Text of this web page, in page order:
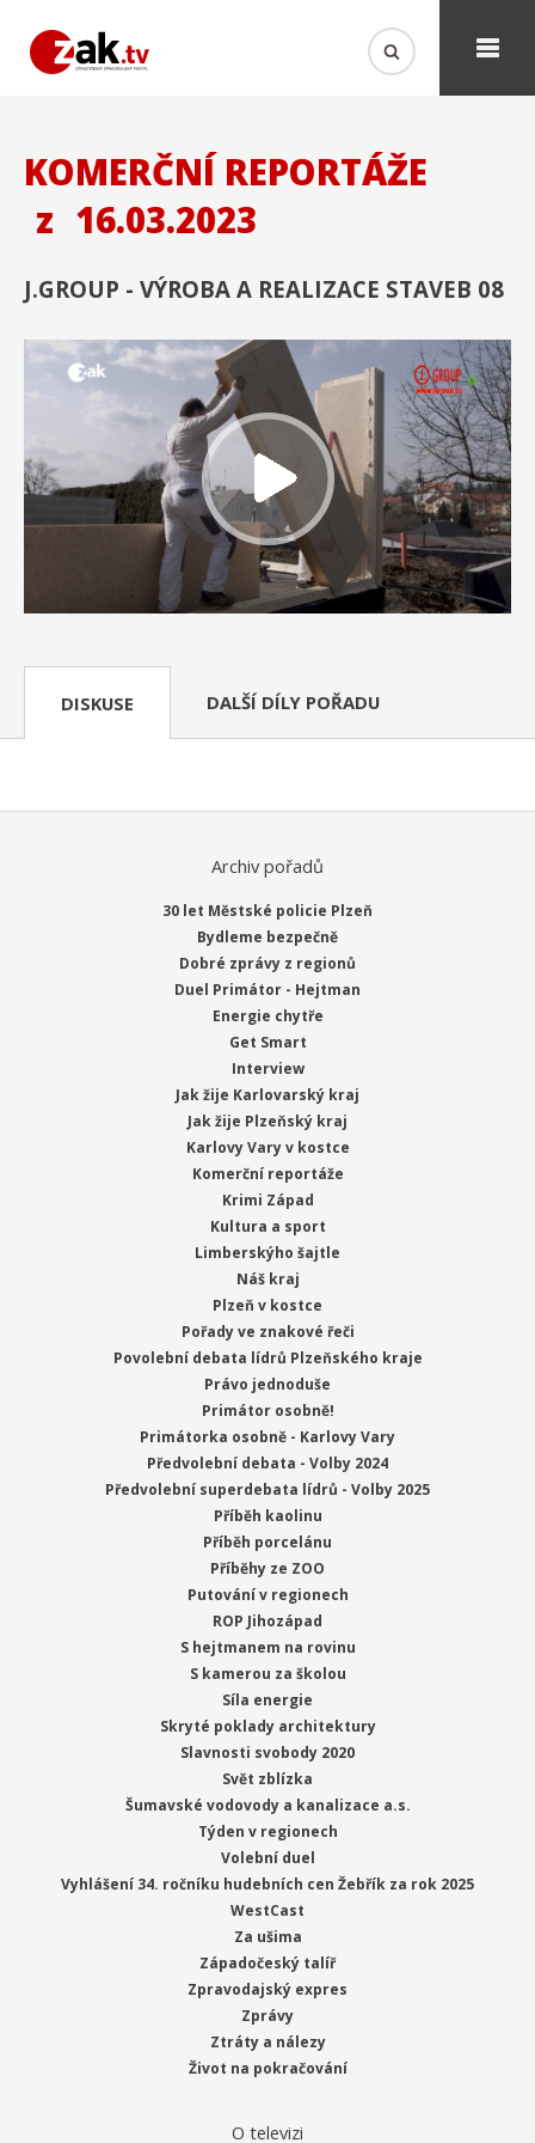
KOMERČNÍ REPORTÁŽE
z 16.03.2023
J.GROUP - VÝROBA A REALIZACE STAVEB 08
DISKUSE DALŠÍ DÍLY POŘADU
Archiv pořadů
30 let Městské policie Plzeň
Bydleme bezpečně
Dobré zprávy z regionů
Duel Primátor - Hejtman
Energie chytře
Get Smart
Interview
Jak žije Karlovarský kraj
Jak žije Plzeňský kraj
Karlovy Vary v kostce
Komerční reportáže
Krimi Západ
Kultura a sport
Limberskýho šajtle
Náš kraj
Plzeň v kostce
Pořady ve znakové řeči
Povolební debata lídrů Plzeňského kraje
Právo jednoduše
Primátor osobně!
Primátorka osobně - Karlovy Vary
Předvolební debata - Volby 2024
Předvolební superdebata lídrů - Volby 2025
Příběh kaolinu
Příběh porcelánu
Příběhy ze ZOO
Putování v regionech
ROP Jihozápad
S hejtmanem na rovinu
S kamerou za školou
Síla energie
Skryté poklady architektury
Slavnosti svobody 2020
Svět zblízka
Šumavské vodovody a kanalizace a.s.
Týden v regionech
Volební duel
Vyhlášení 34. ročníku hudebních cen Žebřík za rok 2025
WestCast
Za ušima
Západočeský talíř
Zpravodajský expres
Zprávy
Ztráty a nálezy
Život na pokračování
O televizi